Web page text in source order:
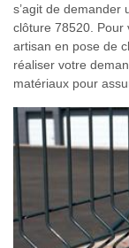
s’agit de demander
clôture 78520. Pour
artisan en pose de
réaliser votre
matériaux pour